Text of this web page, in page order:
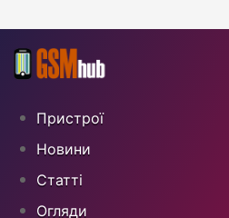
Пристрої
Новини
Статті
Огляди